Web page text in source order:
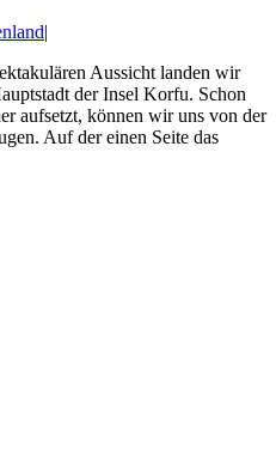
|
Aussicht landen wir
der Insel Korfu. Schon
aufsetzt, können wir uns von der
Auf der einen Seite das